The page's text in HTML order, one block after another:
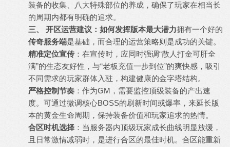
装备的收集、八大特殊部位的养成，确保了玩家在相当长
的周期内都有明确的追求。
三、 开区运营建议：如何发挥版本最大潜力拥有一个好的
传奇服务端是基础，而合理的运营策略则是成功的关键。
精准定位宣传：在宣传时，应同时强调“散人打金可肝全
满”的生态友好性，与“老板充值一步到位”的爽快感，吸引
不同需求的玩家群体入驻，构建健康的金字塔结构。
严格控制节奏 ：作为GM，需要监控顶级装备的产出速
度。可通过微调核心BOSS的刷新时间或爆率，来延长版
本的黄金生命周期，保持装备价值和玩家追求的热情。
合区时机选择 ：当服务器内顶级玩家成长曲线明显放缓，
且日常激情减弱时，是进行合区的最佳时机。合区能重新